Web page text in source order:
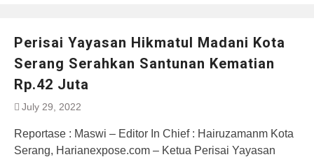
Perisai Yayasan Hikmatul Madani Kota
Serang Serahkan Santunan Kematian
Rp.42 Juta
July 29, 2022
Reportase : Maswi – Editor In Chief : Hairuzamanm Kota
Serang, Harianexpose.com – Ketua Perisai Yayasan